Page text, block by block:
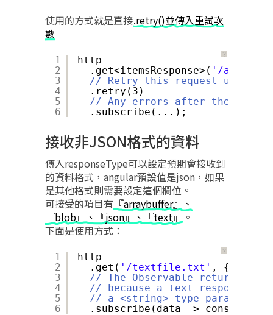
使用的方式就是直接.retry()並傳入重試次
數
？
1
2
3
4
5
6
http
.get<itemsResponse>( '/api/
// Retry this request up to 3
.retry(3)
// Any errors after the 3rd
.subscribe(...);
接收非JSON格式的資料
傳入responseType可以設定預期會接收到
的資料格式，angular預設值是json，如果
是其他格式則需要設定這個欄位。
可接受的項目有 『arraybuffer』、
『blob』、『json』、『text』
。
下面是使用方式：
？
1
2
3
4
5
6
http
.get( '/textfile.txt' ,
// The Observable returned
// because a text response
// a <string> type parameter
.subscribe(data =>